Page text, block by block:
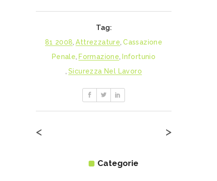
Tag:
81 2008 Attrezzature Cassazione
Penale Formazione
Infortunio
Sicurezza Nel Lavoro
< >
Categorie